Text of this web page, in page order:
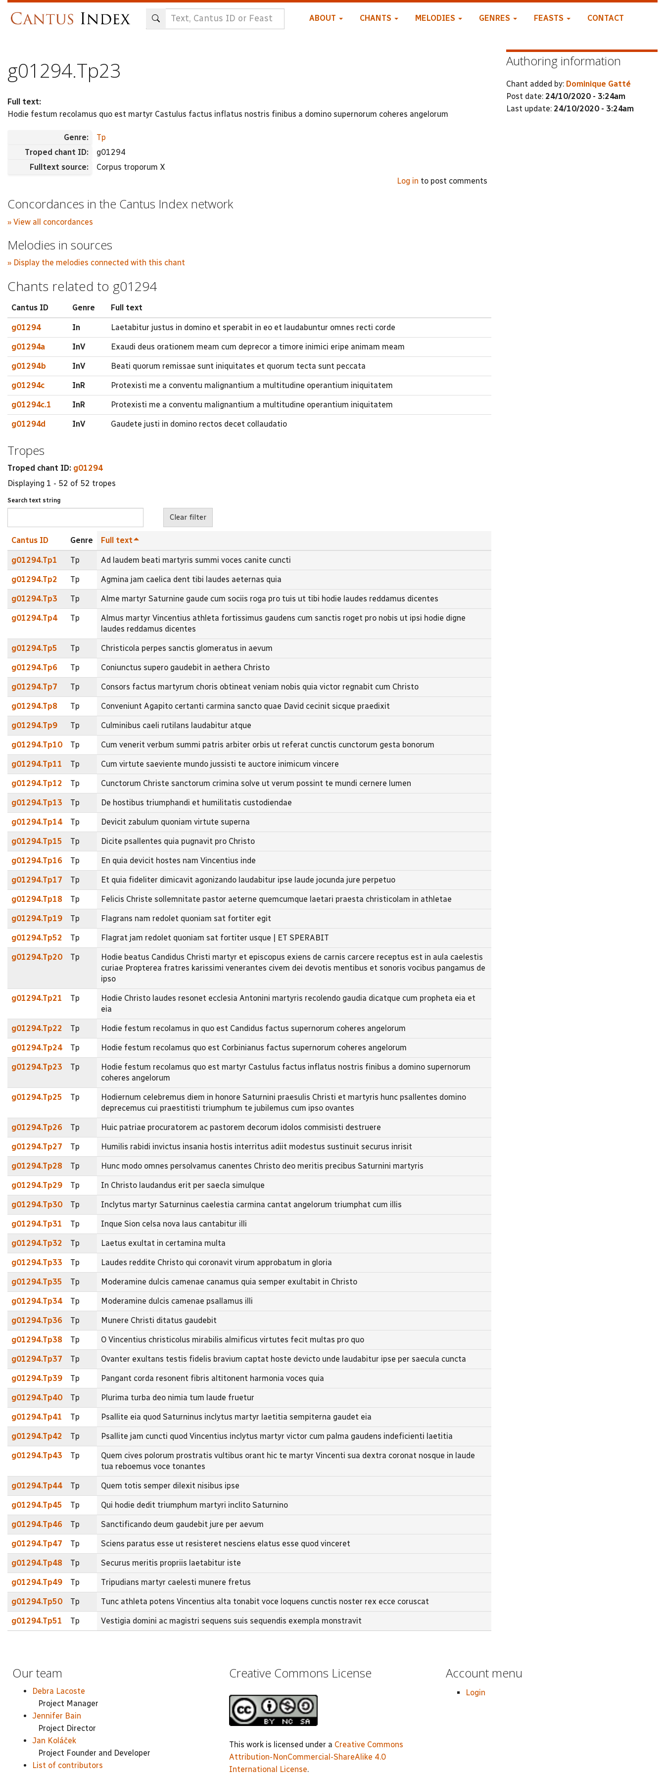
ABOUT CHANTS MELODIES GENRES FEASTS CONTACT
g01294.Tp23
Full text:
Hodie festum recolamus quo est martyr Castulus factus inflatus nostris finibus a domino supernorum coheres angelorum
Genre:
Tp
Troped chant ID:
g01294
Fulltext source:
Corpus troporum X
Log in to post comments
Concordances in the Cantus Index network
» View all concordances
Melodies in sources
» Display the melodies connected with this chant
Chants related to g01294
Cantus ID Genre Full text
g01294 In Laetabitur justus in domino et sperabit in eo et laudabuntur omnes recti corde
g01294a InV Exaudi deus orationem meam cum deprecor a timore inimici eripe animam meam
g01294b InV Beati quorum remissae sunt iniquitates et quorum tecta sunt peccata
g01294c InR Protexisti me a conventu malignantium a multitudine operantium iniquitatem
g01294c.1 InR Protexisti me a conventu malignantium a multitudine operantium iniquitatem
g01294d InV Gaudete justi in domino rectos decet collaudatio
Tropes
Troped chant ID: g01294
Displaying 1 - 52 of 52 tropes
Search text string
Cantus ID Genre Full text
g01294.Tp1 Tp Ad laudem beati martyris summi voces canite cuncti
g01294.Tp2 Tp Agmina jam caelica dent tibi laudes aeternas quia
g01294.Tp3 Tp Alme martyr Saturnine gaude cum sociis roga pro tuis ut tibi hodie laudes reddamus dicentes
g01294.Tp4 Tp
Almus martyr Vincentius athleta fortissimus gaudens cum sanctis roget pro nobis ut ipsi hodie digne
laudes reddamus dicentes
g01294.Tp5 Tp Christicola perpes sanctis glomeratus in aevum
g01294.Tp6 Tp Coniunctus supero gaudebit in aethera Christo
g01294.Tp7 Tp Consors factus martyrum choris obtineat veniam nobis quia victor regnabit cum Christo
g01294.Tp8 Tp Conveniunt Agapito certanti carmina sancto quae David cecinit sicque praedixit
g01294.Tp9 Tp Culminibus caeli rutilans laudabitur atque
g01294.Tp10 Tp Cum venerit verbum summi patris arbiter orbis ut referat cunctis cunctorum gesta bonorum
g01294.Tp11 Tp Cum virtute saeviente mundo jussisti te auctore inimicum vincere
g01294.Tp12 Tp Cunctorum Christe sanctorum crimina solve ut verum possint te mundi cernere lumen
g01294.Tp13 Tp De hostibus triumphandi et humilitatis custodiendae
g01294.Tp14 Tp Devicit zabulum quoniam virtute superna
g01294.Tp15 Tp Dicite psallentes quia pugnavit pro Christo
g01294.Tp16 Tp En quia devicit hostes nam Vincentius inde
g01294.Tp17 Tp Et quia fideliter dimicavit agonizando laudabitur ipse laude jocunda jure perpetuo
g01294.Tp18 Tp Felicis Christe sollemnitate pastor aeterne quemcumque laetari praesta christicolam in athletae
g01294.Tp19 Tp Flagrans nam redolet quoniam sat fortiter egit
g01294.Tp52 Tp Flagrat jam redolet quoniam sat fortiter usque | ET SPERABIT
g01294.Tp20 Tp
Hodie beatus Candidus Christi martyr et episcopus exiens de carnis carcere receptus est in aula caelestis
curiae Propterea fratres karissimi venerantes civem dei devotis mentibus et sonoris vocibus pangamus de
ipso
g01294.Tp21 Tp
Hodie Christo laudes resonet ecclesia Antonini martyris recolendo gaudia dicatque cum propheta eia et
eia
g01294.Tp22 Tp Hodie festum recolamus in quo est Candidus factus supernorum coheres angelorum
g01294.Tp24 Tp Hodie festum recolamus quo est Corbinianus factus supernorum coheres angelorum
g01294.Tp23 Tp
Hodie festum recolamus quo est martyr Castulus factus inflatus nostris finibus a domino supernorum
coheres angelorum
g01294.Tp25 Tp
Hodiernum celebremus diem in honore Saturnini praesulis Christi et martyris hunc psallentes domino
deprecemus cui praestitisti triumphum te jubilemus cum ipso ovantes
g01294.Tp26 Tp Huic patriae procuratorem ac pastorem decorum idolos commisisti destruere
g01294.Tp27 Tp Humilis rabidi invictus insania hostis interritus adiit modestus sustinuit securus inrisit
g01294.Tp28 Tp Hunc modo omnes persolvamus canentes Christo deo meritis precibus Saturnini martyris
g01294.Tp29 Tp In Christo laudandus erit per saecla simulque
g01294.Tp30 Tp Inclytus martyr Saturninus caelestia carmina cantat angelorum triumphat cum illis
g01294.Tp31 Tp Inque Sion celsa nova laus cantabitur illi
g01294.Tp32 Tp Laetus exultat in certamina multa
g01294.Tp33 Tp Laudes reddite Christo qui coronavit virum approbatum in gloria
g01294.Tp35 Tp Moderamine dulcis camenae canamus quia semper exultabit in Christo
g01294.Tp34 Tp Moderamine dulcis camenae psallamus illi
g01294.Tp36 Tp Munere Christi ditatus gaudebit
g01294.Tp38 Tp O Vincentius christicolus mirabilis almificus virtutes fecit multas pro quo
g01294.Tp37 Tp Ovanter exultans testis fidelis bravium captat hoste devicto unde laudabitur ipse per saecula cuncta
g01294.Tp39 Tp Pangant corda resonent fibris altitonent harmonia voces quia
g01294.Tp40 Tp Plurima turba deo nimia tum laude fruetur
g01294.Tp41 Tp Psallite eia quod Saturninus inclytus martyr laetitia sempiterna gaudet eia
g01294.Tp42 Tp Psallite jam cuncti quod Vincentius inclytus martyr victor cum palma gaudens indeficienti laetitia
g01294.Tp43 Tp
Quem cives polorum prostratis vultibus orant hic te martyr Vincenti sua dextra coronat nosque in laude
tua reboemus voce tonantes
g01294.Tp44 Tp Quem totis semper dilexit nisibus ipse
g01294.Tp45 Tp Qui hodie dedit triumphum martyri inclito Saturnino
g01294.Tp46 Tp Sanctificando deum gaudebit jure per aevum
g01294.Tp47 Tp Sciens paratus esse ut resisteret nesciens elatus esse quod vinceret
g01294.Tp48 Tp Securus meritis propriis laetabitur iste
g01294.Tp49 Tp Tripudians martyr caelesti munere fretus
g01294.Tp50 Tp Tunc athleta potens Vincentius alta tonabit voce loquens cunctis noster rex ecce coruscat
g01294.Tp51 Tp Vestigia domini ac magistri sequens suis sequendis exempla monstravit
Authoring information
Chant added by: Dominique Gatté
Post date: 24/10/2020 - 3:24am
Last update: 24/10/2020 - 3:24am
Our team
Debra Lacoste
Project Manager
Jennifer Bain
Project Director
Jan Koláček
Project Founder and Developer
List of contributors
Creative Commons License
This work is licensed under a Creative Commons
Attribution-NonCommercial-ShareAlike 4.0
International License.
Account menu
Login